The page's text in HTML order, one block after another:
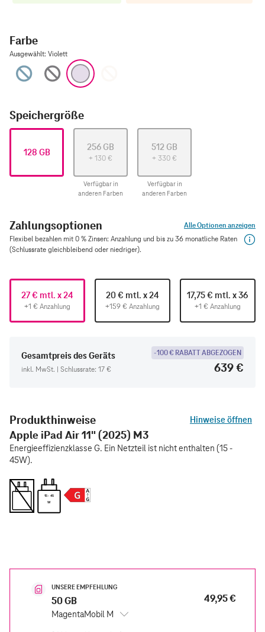
Farbe
Ausgewählt: Violett
Blau Space Grau
Speichergröße
128 GB 256 GB
+ 130 €
Verfügbar in
anderen Farben
512 GB
+ 330 €
Verfügbar in
anderen Farben
Zahlungsoptionen
Alle Optionen anzeigen
Flexibel bezahlen mit 0 % Zinsen: Anzahlung und bis zu 36 monatliche Raten
(Schlussrate gleichbleibend oder niedriger).
27 € mtl. x 24
+1 € Anzahlung
20 € mtl. x 24
+159 € Anzahlung
17,75 € mtl. x 36
+1 € Anzahlung
Gesamtpreis des Geräts
inkl. MwSt. | Schlussrate: 17 €
-100 € RABATT ABGEZOGEN
639 €
Produkthinweise Hinweise öffnen
Apple iPad Air 11" (2025) M3
Energieeffizienzklasse G. Ein Netzteil ist nicht enthalten (15 -
45W).
15 - 45
W
UNSERE EMPFEHLUNG
50 GB
MagentaMobil M
49,95 €